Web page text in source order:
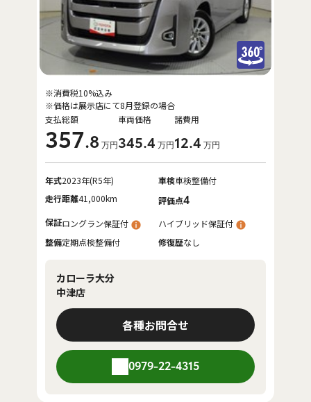
支払総額
357.8 万円
車両価格
345.4 万円
諸費用
12.4 万円
※消費税10%込み
※価格は展示店にて8月登録の場合
年式2023年(R5年) 車検車検整備付
走行距離41,000km 評価点4
保証ロングラン保証付
ハイブリッド保証付
整備定期点検整備付 修復歴なし
カローラ大分
中津店
各種お問合せ
0979-22-4315